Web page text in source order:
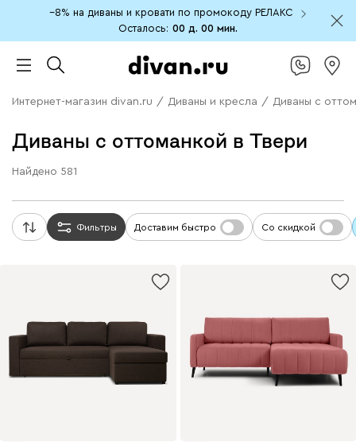
−8% на диваны и кровати по промокоду РЕЛАКС
Осталось: 00 д. 00 мин.
Интернет-магазин divan.ru / Диваны и кресла / Диваны с
Диваны с оттоманкой в Твери
Найдено 581
Фильтры Доставим быстро Со скидкой